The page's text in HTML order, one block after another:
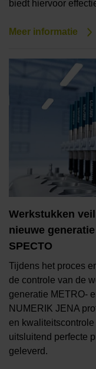
biedt hiervoor
Meer informatie
Werkstukken
nieuwe
SPECTO
Tijdens het proces
de controle van de
generatie METRO-
NUMERIK JENA
en
uitsluitend perfecte
geleverd.